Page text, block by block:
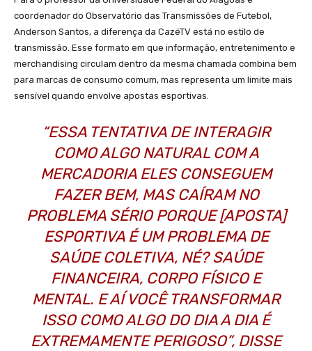
coordenador do Observatório das Transmissões de Futebol,
Anderson Santos, a diferença da CazéTV está no estilo de
transmissão. Esse formato em que informação, entretenimento e
merchandising circulam dentro da mesma chamada combina bem
para marcas de consumo comum, mas representa um limite mais
sensível quando envolve apostas esportivas.
“ESSA TENTATIVA DE INTERAGIR
COMO ALGO NATURAL COM A
MERCADORIA ELES CONSEGUEM
FAZER BEM, MAS CAÍRAM NO
PROBLEMA SÉRIO PORQUE [APOSTA]
ESPORTIVA É UM PROBLEMA DE
SAÚDE COLETIVA, NÉ? SAÚDE
FINANCEIRA, CORPO FÍSICO E
MENTAL. E AÍ VOCÊ TRANSFORMAR
ISSO COMO ALGO DO DIA A DIA É
EXTREMAMENTE PERIGOSO”, DISSE